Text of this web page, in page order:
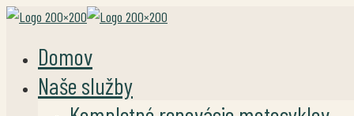
Domov
Naše služby